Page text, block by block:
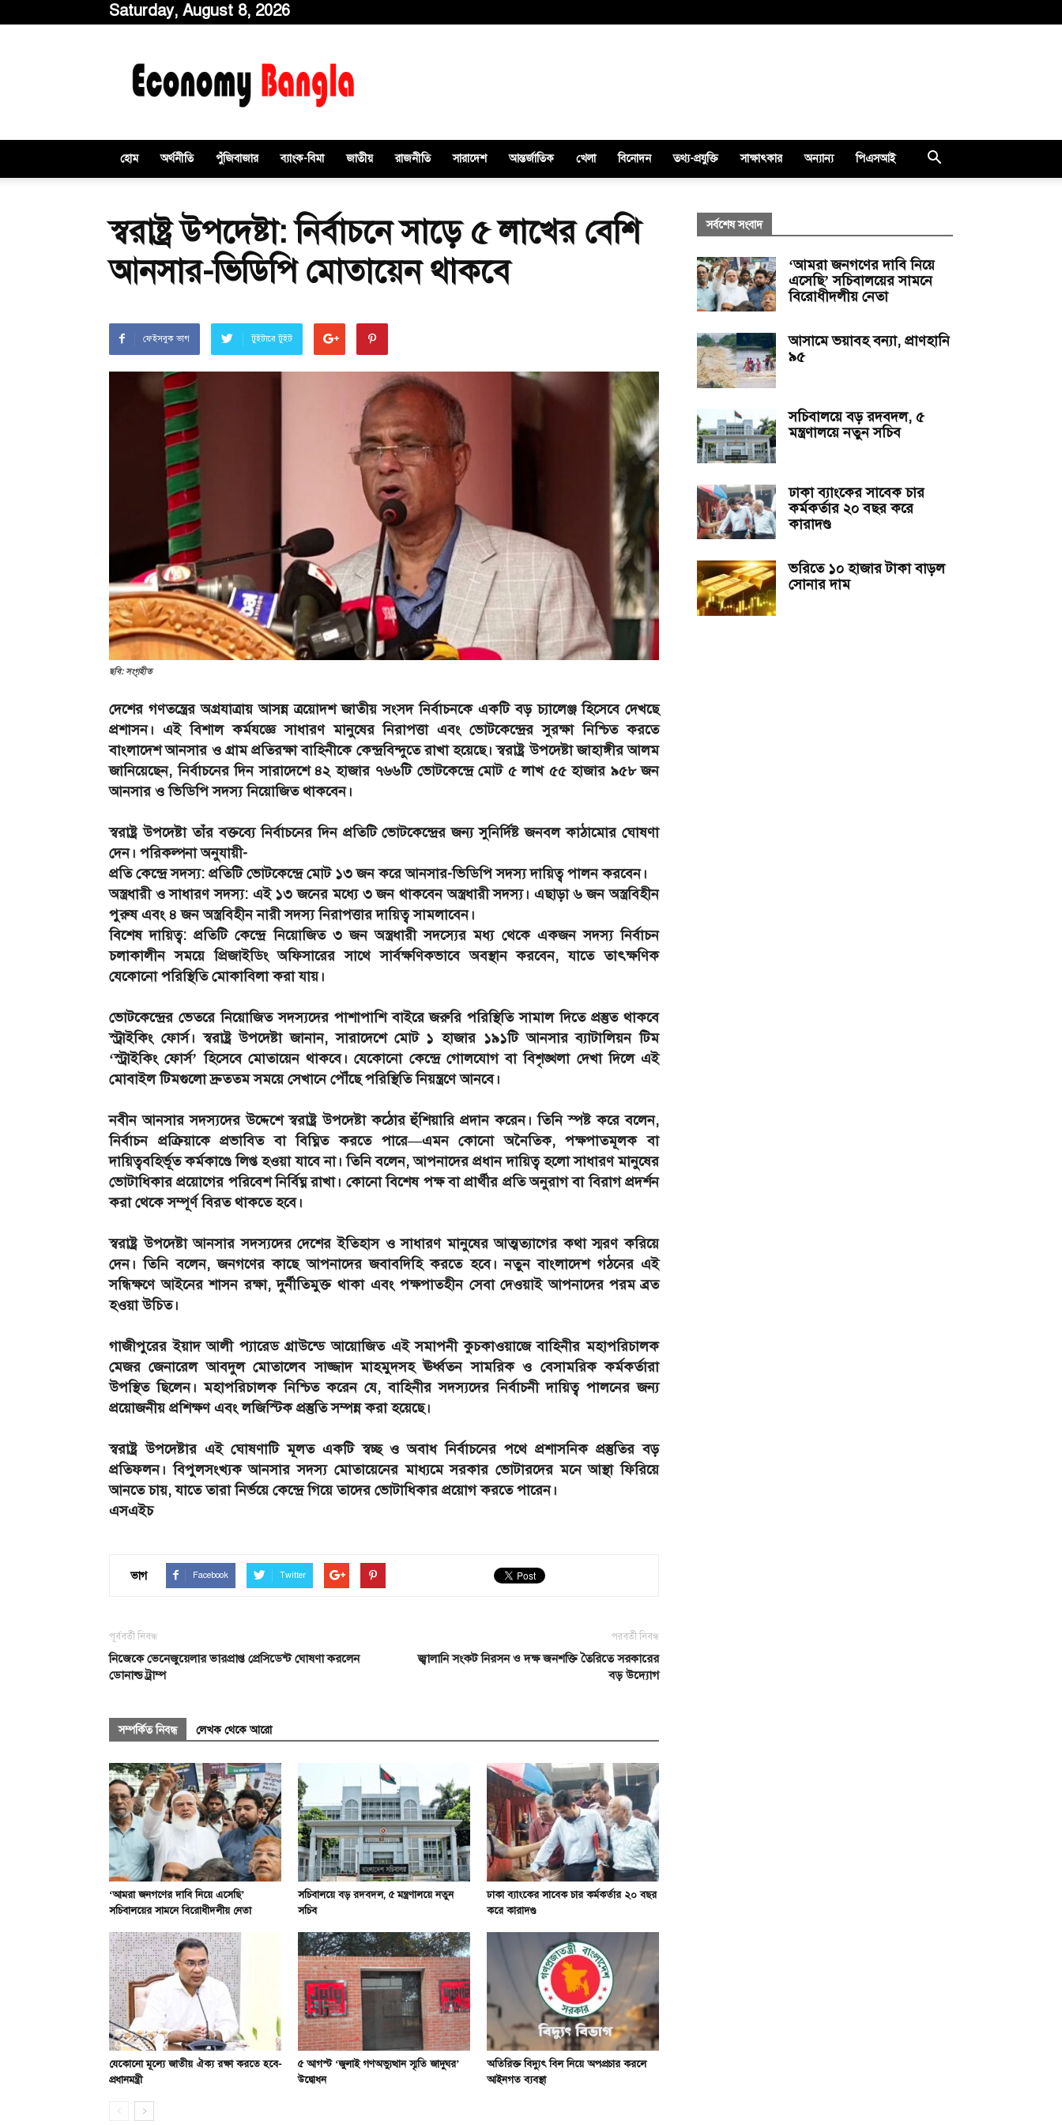
Saturday, August 8, 2026
হোম অর্থনীতি পুঁজিবাজার ব্যাংক-বিমা জাতীয় রাজনীতি সারাদেশ আন্তর্জাতিক খেলা বিনোদন তথ্য-প্রযুক্তি সাক্ষাৎকার অন্যান্য পিএসআই
স্বরাষ্ট্র উপদেষ্টা: নির্বাচনে সাড়ে ৫ লাখের বেশি
আনসার-ভিডিপি মোতায়েন থাকবে
ফেইসবুক ভাগ টুইটারে টুইট
ছবি: সংগৃহীত
দেশের গণতন্ত্রের অগ্রযাত্রায় আসন্ন ত্রয়োদশ জাতীয় সংসদ নির্বাচনকে একটি বড় চ্যালেঞ্জ হিসেবে দেখছে
প্রশাসন। এই বিশাল কর্মযজ্ঞে সাধারণ মানুষের নিরাপত্তা এবং ভোটকেন্দ্রের সুরক্ষা নিশ্চিত করতে
বাংলাদেশ আনসার ও গ্রাম প্রতিরক্ষা বাহিনীকে কেন্দ্রবিন্দুতে রাখা হয়েছে। স্বরাষ্ট্র উপদেষ্টা জাহাঙ্গীর আলম
জানিয়েছেন, নির্বাচনের দিন সারাদেশে ৪২ হাজার ৭৬৬টি ভোটকেন্দ্রে মোট ৫ লাখ ৫৫ হাজার ৯৫৮ জন
আনসার ও ভিডিপি সদস্য নিয়োজিত থাকবেন।
স্বরাষ্ট্র উপদেষ্টা তাঁর বক্তব্যে নির্বাচনের দিন প্রতিটি ভোটকেন্দ্রের জন্য সুনির্দিষ্ট জনবল কাঠামোর ঘোষণা
দেন। পরিকল্পনা অনুযায়ী-
প্রতি কেন্দ্রে সদস্য: প্রতিটি ভোটকেন্দ্রে মোট ১৩ জন করে আনসার-ভিডিপি সদস্য দায়িত্ব পালন করবেন।
অস্ত্রধারী ও সাধারণ সদস্য: এই ১৩ জনের মধ্যে ৩ জন থাকবেন অস্ত্রধারী সদস্য। এছাড়া ৬ জন অস্ত্রবিহীন
পুরুষ এবং ৪ জন অস্ত্রবিহীন নারী সদস্য নিরাপত্তার দায়িত্ব সামলাবেন।
বিশেষ দায়িত্ব: প্রতিটি কেন্দ্রে নিয়োজিত ৩ জন অস্ত্রধারী সদস্যের মধ্য থেকে একজন সদস্য নির্বাচন
চলাকালীন সময়ে প্রিজাইডিং অফিসারের সাথে সার্বক্ষণিকভাবে অবস্থান করবেন, যাতে তাৎক্ষণিক
যেকোনো পরিস্থিতি মোকাবিলা করা যায়।
ভোটকেন্দ্রের ভেতরে নিয়োজিত সদস্যদের পাশাপাশি বাইরে জরুরি পরিস্থিতি সামাল দিতে প্রস্তুত থাকবে
স্ট্রাইকিং ফোর্স। স্বরাষ্ট্র উপদেষ্টা জানান, সারাদেশে মোট ১ হাজার ১৯১টি আনসার ব্যাটালিয়ন টিম
‘স্ট্রাইকিং ফোর্স’ হিসেবে মোতায়েন থাকবে। যেকোনো কেন্দ্রে গোলযোগ বা বিশৃঙ্খলা দেখা দিলে এই
মোবাইল টিমগুলো দ্রুততম সময়ে সেখানে পৌঁছে পরিস্থিতি নিয়ন্ত্রণে আনবে।
নবীন আনসার সদস্যদের উদ্দেশে স্বরাষ্ট্র উপদেষ্টা কঠোর হুঁশিয়ারি প্রদান করেন। তিনি স্পষ্ট করে বলেন,
নির্বাচন প্রক্রিয়াকে প্রভাবিত বা বিঘ্নিত করতে পারে—এমন কোনো অনৈতিক, পক্ষপাতমূলক বা
দায়িত্ববহির্ভূত কর্মকাণ্ডে লিপ্ত হওয়া যাবে না। তিনি বলেন, আপনাদের প্রধান দায়িত্ব হলো সাধারণ মানুষের
ভোটাধিকার প্রয়োগের পরিবেশ নির্বিঘ্ন রাখা। কোনো বিশেষ পক্ষ বা প্রার্থীর প্রতি অনুরাগ বা বিরাগ প্রদর্শন
করা থেকে সম্পূর্ণ বিরত থাকতে হবে।
স্বরাষ্ট্র উপদেষ্টা আনসার সদস্যদের দেশের ইতিহাস ও সাধারণ মানুষের আত্মত্যাগের কথা স্মরণ করিয়ে
দেন। তিনি বলেন, জনগণের কাছে আপনাদের জবাবদিহি করতে হবে। নতুন বাংলাদেশ গঠনের এই
সন্ধিক্ষণে আইনের শাসন রক্ষা, দুর্নীতিমুক্ত থাকা এবং পক্ষপাতহীন সেবা দেওয়াই আপনাদের পরম ব্রত
হওয়া উচিত।
গাজীপুরের ইয়াদ আলী প্যারেড গ্রাউন্ডে আয়োজিত এই সমাপনী কুচকাওয়াজে বাহিনীর মহাপরিচালক
মেজর জেনারেল আবদুল মোতালেব সাজ্জাদ মাহমুদসহ ঊর্ধ্বতন সামরিক ও বেসামরিক কর্মকর্তারা
উপস্থিত ছিলেন। মহাপরিচালক নিশ্চিত করেন যে, বাহিনীর সদস্যদের নির্বাচনী দায়িত্ব পালনের জন্য
প্রয়োজনীয় প্রশিক্ষণ এবং লজিস্টিক প্রস্তুতি সম্পন্ন করা হয়েছে।
স্বরাষ্ট্র উপদেষ্টার এই ঘোষণাটি মূলত একটি স্বচ্ছ ও অবাধ নির্বাচনের পথে প্রশাসনিক প্রস্তুতির বড়
প্রতিফলন। বিপুলসংখ্যক আনসার সদস্য মোতায়েনের মাধ্যমে সরকার ভোটারদের মনে আস্থা ফিরিয়ে
আনতে চায়, যাতে তারা নির্ভয়ে কেন্দ্রে গিয়ে তাদের ভোটাধিকার প্রয়োগ করতে পারেন।
এসএইচ
ভাগ Facebook Twitter
পূর্ববর্তী নিবন্ধ
নিজেকে ভেনেজুয়েলার ভারপ্রাপ্ত প্রেসিডেন্ট ঘোষণা করলেন
ডোনাল্ড ট্রাম্প
পরবর্তী নিবন্ধ
জ্বালানি সংকট নিরসন ও দক্ষ জনশক্তি তৈরিতে সরকারের
বড় উদ্যোগ
সম্পর্কিত নিবন্ধ লেখক থেকে আরো
‘আমরা জনগণের দাবি নিয়ে এসেছি’
সচিবালয়ের সামনে বিরোধীদলীয় নেতা
সচিবালয়ে বড় রদবদল, ৫ মন্ত্রণালয়ে নতুন
সচিব
ঢাকা ব্যাংকের সাবেক চার কর্মকর্তার ২০ বছর
করে কারাদণ্ড
যেকোনো মূল্যে জাতীয় ঐক্য রক্ষা করতে হবে-
প্রধানমন্ত্রী
৫ আগস্ট ‘জুলাই গণঅভ্যুত্থান স্মৃতি জাদুঘর’
উদ্বোধন
অতিরিক্ত বিদ্যুৎ বিল নিয়ে অপপ্রচার করলে
আইনগত ব্যবস্থা
সর্বশেষ সংবাদ
‘আমরা জনগণের দাবি নিয়ে
এসেছি’ সচিবালয়ের সামনে
বিরোধীদলীয় নেতা
আসামে ভয়াবহ বন্যা, প্রাণহানি
৯৫
সচিবালয়ে বড় রদবদল, ৫
মন্ত্রণালয়ে নতুন সচিব
ঢাকা ব্যাংকের সাবেক চার
কর্মকর্তার ২০ বছর করে
কারাদণ্ড
ভরিতে ১০ হাজার টাকা বাড়ল
সোনার দাম